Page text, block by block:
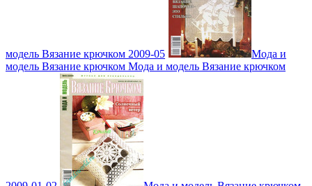
модель Вязание крючком 2009-05
Мода и
модель Вязание крючком Мода и модель Вязание крючком